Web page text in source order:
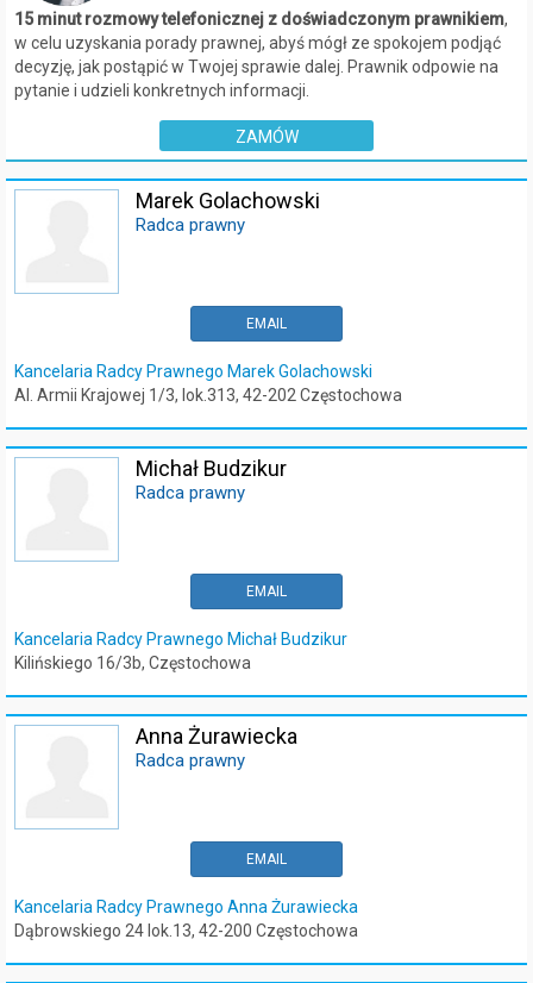
15 minut rozmowy telefonicznej z doświadczonym prawnikiem,
w celu uzyskania porady prawnej, abyś mógł ze spokojem podjąć
decyzję, jak postąpić w Twojej sprawie dalej. Prawnik odpowie na
pytanie i udzieli konkretnych informacji.
ZAMÓW
Marek Golachowski
Radca prawny
Kancelaria Radcy Prawnego Marek Golachowski
Al. Armii Krajowej 1/3, lok.313, 42-202 Częstochowa
EMAIL
Michał Budzikur
Radca prawny
Kancelaria Radcy Prawnego Michał Budzikur
Kilińskiego 16/3b, Częstochowa
EMAIL
Anna Żurawiecka
Radca prawny
Kancelaria Radcy Prawnego Anna Żurawiecka
Dąbrowskiego 24 lok.13, 42-200 Częstochowa
EMAIL